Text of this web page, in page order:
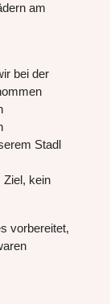
am
bei der
Stadl
Ziel, kein
vorbereitet,